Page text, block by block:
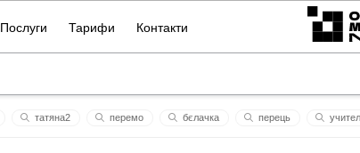
Послуги Тарифи Контакти
татяна2 перемо бєлачка перець